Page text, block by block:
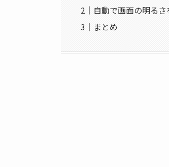
自動で画面の明る
まとめ